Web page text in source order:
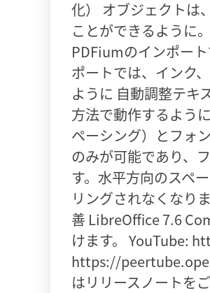
化） オブジェクトは
ことができるように
PDFiumのインポー
ポートでは、インク
ように 自動調整テキ
方法で動作するよう
ペーシング）とフォ
のみが可能であり、
す。水平方向のスペ
リングされなくなり
善 LibreOffice 7.6
けます。 YouTube:
https://
はリリースノートを